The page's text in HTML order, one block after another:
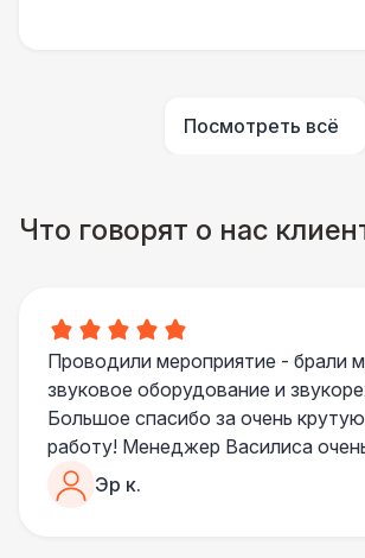
Посмотреть всё
Что говорят о нас
Проводили мероприятие - брали
звуковое оборудование и
Большое спасибо за очень
работу! Менеджер Василиса
качественно обрабатывала все
пошла навстречу во многих
Эр к.